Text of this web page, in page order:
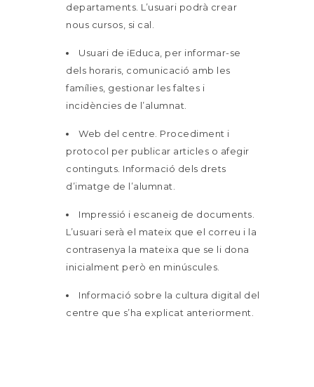
departaments. L’usuari podrà crear
nous cursos, si cal.
Usuari de iEduca, per informar-se
dels horaris, comunicació amb les
famílies, gestionar les faltes i
incidències de l’alumnat.
Web del centre. Procediment i
protocol per publicar articles o afegir
continguts. Informació dels drets
d’imatge de l’alumnat.
Impressió i escaneig de documents.
L’usuari serà el mateix que el correu i la
contrasenya la mateixa que se li dona
inicialment però en minúscules.
Informació sobre la cultura digital del
centre que s’ha explicat anteriorment.